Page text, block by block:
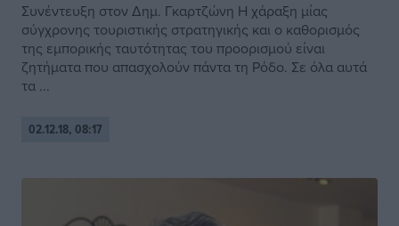
Συνέντευξη στον Δημ. Γκαρτζώνη Η χάραξη μίας
σύγχρονης τουριστικής στρατηγικής και ο καθορισμός
της εμπορικής ταυτότητας του προορισμού είναι
ζητήματα που απασχολούν πάντα τη Ρόδο. Σε όλα αυτά
τα ...
02.12.18, 08:17